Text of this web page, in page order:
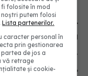
de LDL
menținerea
termen lung.
viață sănătos,
folosite în mod
putem folosi
Lista partenerilor.
caracter personal în
prin gestionarea
de jos a
vă retrage
și cookie-